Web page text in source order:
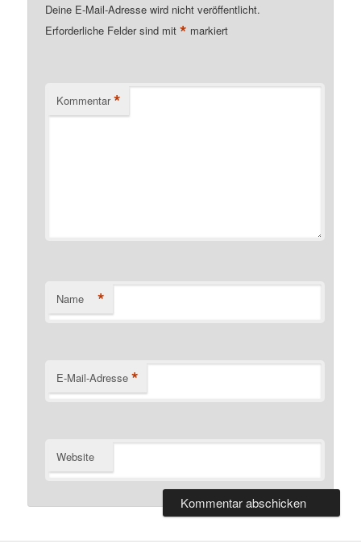
Deine E-Mail-Adresse wird nicht veröffentlicht.
Erforderliche Felder sind mit* markiert
Kommentar *
Name *
E-Mail-Adresse *
Website